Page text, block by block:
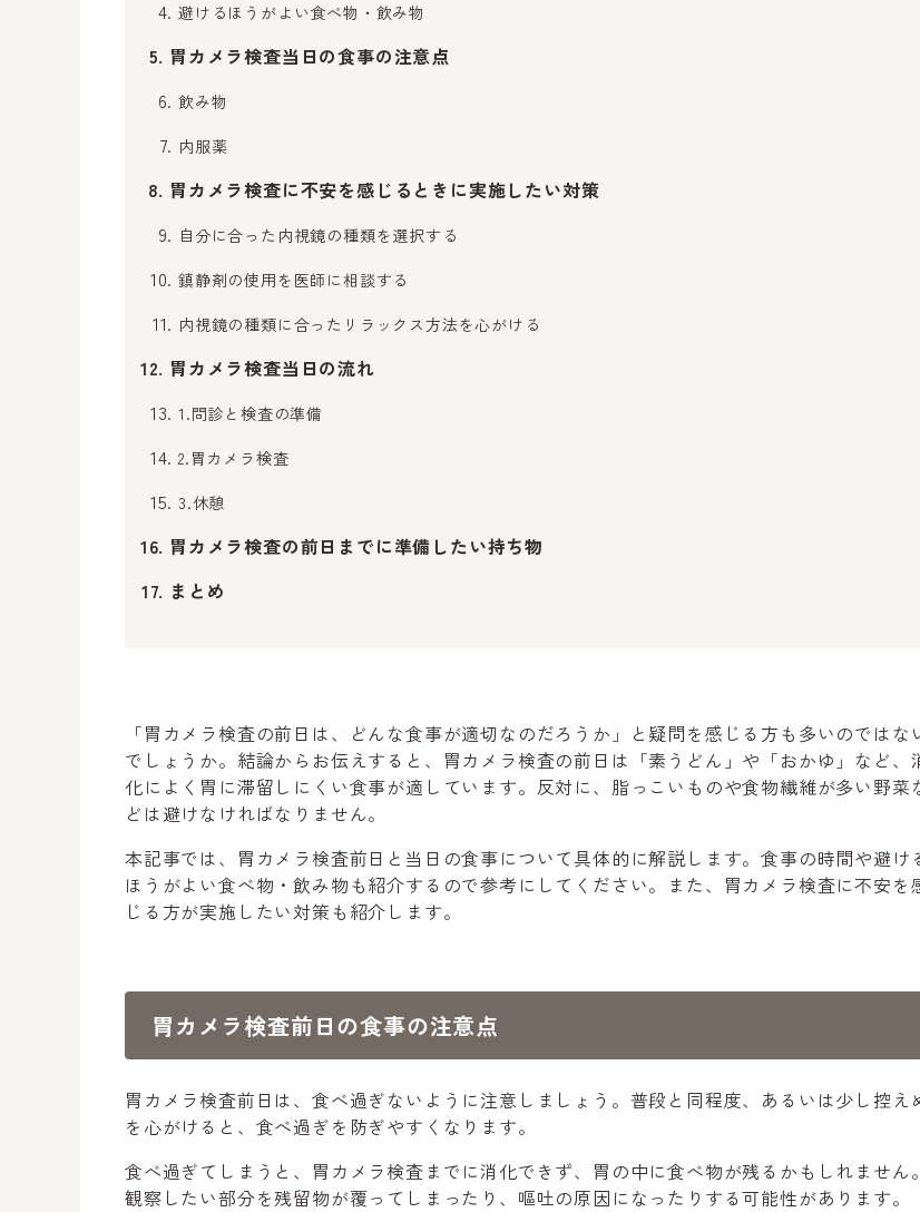
避けるほうがよい食べ物・飲み物
胃カメラ検査当日の食事の注意点
飲み物
内服薬
胃カメラ検査に不安を感じるときに実施したい対策
自分に合った内視鏡の種類を選択する
鎮静剤の使用を医師に相談する
内視鏡の種類に合ったリラックス方法を心がける
胃カメラ検査当日の流れ
1.問診と検査の準備
2.胃カメラ検査
3.休憩
胃カメラ検査の前日までに準備したい持ち物
まとめ
「胃カメラ検査の前日は、どんな食事が適切なのだろうか」と疑問を感じる方も多いのではな
でしょうか。結論からお伝えすると、胃カメラ検査の前日は「素うどん」や「おかゆ」など、
化によく胃に滞留しにくい食事が適しています。反対に、脂っこいものや食物繊維が多い野菜
どは避けなければなりません。
本記事では、胃カメラ検査前日と当日の食事について具体的に解説します。食事の時間や避け
ほうがよい食べ物・飲み物も紹介するので参考にしてください。また、胃カメラ検査に不安を
じる方が実施したい対策も紹介します。
胃カメラ検査前日の食事の注意点
胃カメラ検査前日は、食べ過ぎないように注意しましょう。普段と同程度、あるいは少し控え
を心がけると、食べ過ぎを防ぎやすくなります。
食べ過ぎてしまうと、胃カメラ検査までに消化できず、胃の中に食べ物が残るかもしれません。
観察したい部分を残留物が覆ってしまったり、嘔吐の原因になったりする可能性があります。